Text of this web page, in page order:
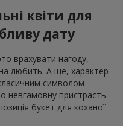
квіти для
дату
врахувати нагоду,
любить. А ще, характер
символом
невгамовну пристрасть
букет для коханої